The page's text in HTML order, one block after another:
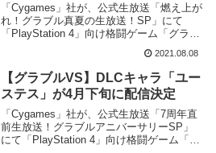
「Cygames」社が、公式生放送「燃え上が
れ！グラブル真夏の生放送！SP」にて
「PlayStation 4」向け格闘ゲーム「グラン
キャラクター「ヴィーラ」を2021年12月に
配信予定である事を発表致しました。
2021.08.08
【グラブルVS】DLCキャラ「ユー
ステス」が4月下旬に配信決定
「Cygames」社が、公式生放送「7周年直
前生放送！グラブルアニバーサリーSP」
にて「PlayStation 4」向け格闘ゲーム「グ